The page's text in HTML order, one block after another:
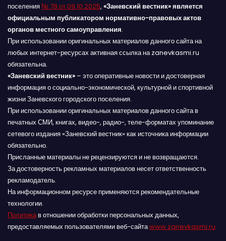
поселения № 78 от 09.10.2025, «Заневский вестник» является
официальным публикатором нормативно-правовых актов
органов местного самоуправления.
При использовании оригинальных материалов данного сайта на
любых интернет-ресурсах активная ссылка на zanevkasmi.ru
обязательна.
«Заневский вестник» – это оперативные новости и достоверная
информация о социально-экономической, культурной и спортивной
жизни Заневского городского поселения.
При использовании оригинальных материалов данного сайта в
печатных СМИ, книгах, видео-, радио-, теле-форматах упоминание
сетевого издания «Заневский вестник» как источника информации
обязательно.
Присланные материалы не рецензируются и не возвращаются.
За достоверность рекламных материалов несет ответственность
рекламодатель.
На информационном ресурсе применяются рекомендательные
технологии.
Политикав отношении обработки персональных данных,
предоставляемых пользователями веб-сайтаwww.zanevkasmi.ru